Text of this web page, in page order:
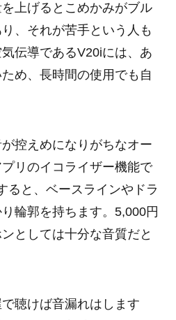
上げるとこめかみがブル
、それが苦手という人も
伝導であるV20iには、あ
め、長時間の使用でも自
控えめになりがちなオー
リのイコライザー機能で
ると、ベースラインやドラ
輪郭を持ちます。5,000円
としては十分な音質だと
聴けば音漏れはします